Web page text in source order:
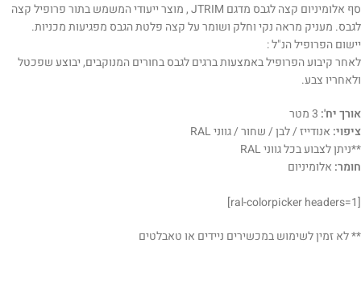
סף אלומיניום קצה לגבס מדגם JTRIM , מוצר ייעודי המשמש בתור פרופיל קצה
לגבס. מעניק מראה נקי וחלק ושומר על קצה פלטת הגבס מפגיעות מכניות.
יישום הפרופיל הנ"ל :
לאחר קיבוע הפרופיל באמצעות ברגים לגבס בחורים המנוקבים, יבוצע שפכטל
ולאחריו צבע.
אורך יח':
ציפוי: אנודייז / לבן / שחור / גווני RAL
**ניתן לצבוע בכל גווני RAL
חומר: אלומיניום
[ral-colorpicker headers=1]
** לא זמין לשימוש במכשירים ניידים או טאבלטים